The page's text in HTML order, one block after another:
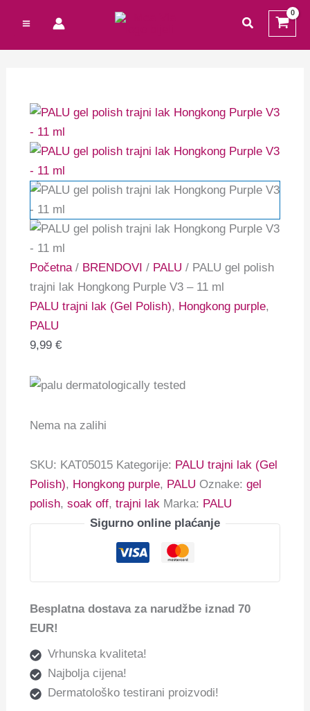
sadržaj
traži
Početna / BRENDOVI / PALU / PALU gel polish
trajni lak Hongkong Purple V3 – 11 ml
PALU trajni lak (Gel Polish), Hongkong purple,
PALU
9,99€
Nema na zalihi
SKU: KAT05015 Kategorije: PALU trajni lak (Gel
Polish), Hongkong purple, PALU Oznake:gel
polish,soak off,trajni lak Marka: PALU
Sigurno online plaćanje
Besplatna dostava za narudžbe iznad 70
EUR!
Vrhunska kvaliteta!
Najbolja cijena!
Dermatološko testirani proizvodi!
Total: